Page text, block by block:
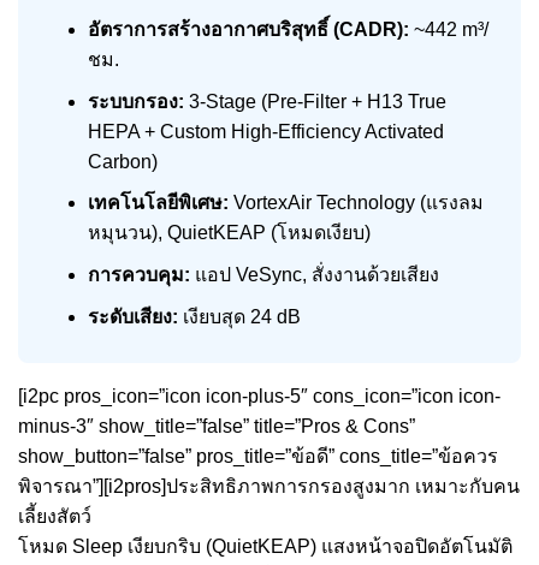
อัตราการสร้างอากาศบริสุทธิ์ (CADR): ~442 m³/
ชม.
ระบบกรอง: 3-Stage (Pre-Filter + H13 True
HEPA + Custom High-Efficiency Activated
Carbon)
เทคโนโลยีพิเศษ: VortexAir Technology (แรงลม
หมุนวน), QuietKEAP (โหมดเงียบ)
การควบคุม: แอป VeSync, สั่งงานด้วยเสียง
ระดับเสียง: เงียบสุด 24 dB
[i2pc pros_icon=”icon icon-plus-5″ cons_icon=”icon icon-
minus-3″ show_title=”false” title=”Pros & Cons”
show_button=”false” pros_title=”ข้อดี” cons_title=”ข้อควร
พิจารณา”][i2pros]ประสิทธิภาพการกรองสูงมาก เหมาะกับคน
เลี้ยงสัตว์
โหมด Sleep เงียบกริบ (QuietKEAP) แสงหน้าจอปิดอัตโนมัติ